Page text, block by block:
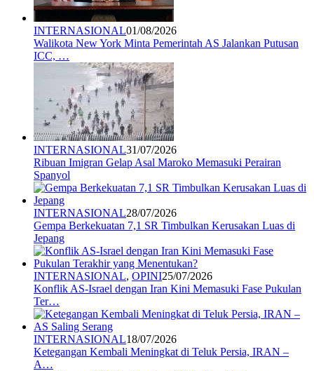
INTERNASIONAL01/08/2026
Walikota New York Minta Pemerintah AS Jalankan Putusan
ICC, …
INTERNASIONAL31/07/2026
Ribuan Imigran Gelap Asal Maroko Memasuki Perairan
Spanyol
INTERNASIONAL28/07/2026
Gempa Berkekuatan 7,1 SR Timbulkan Kerusakan Luas di
Jepang
INTERNASIONAL, OPINI25/07/2026
Konflik AS-Israel dengan Iran Kini Memasuki Fase Pukulan
Ter…
INTERNASIONAL18/07/2026
Ketegangan Kembali Meningkat di Teluk Persia, IRAN –
A…